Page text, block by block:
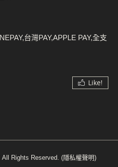
台灣PAY,APPLE PAY,全支
Like!
Rights Reserved. (隱私權聲明)